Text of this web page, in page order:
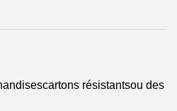
cartons résistantsou des